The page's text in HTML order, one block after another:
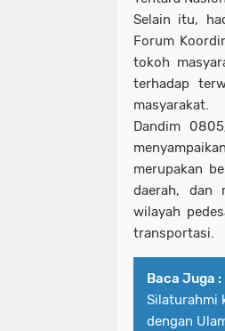
Selain itu,
Forum
tokoh
terhadap
masyarakat.
Dandim
merupakan
daerah, dan
wilayah
transportasi.
Baca Juga :
Silaturahmi
dengan